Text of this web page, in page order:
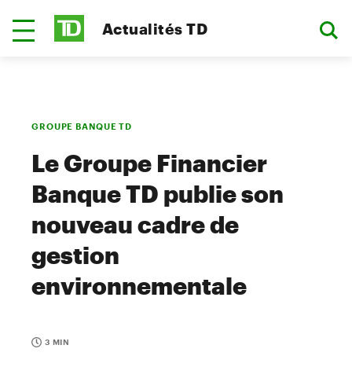
Actualités TD
GROUPE BANQUE TD
Le Groupe Financier
Banque TD publie son
nouveau cadre de
gestion
environnementale
3 MIN